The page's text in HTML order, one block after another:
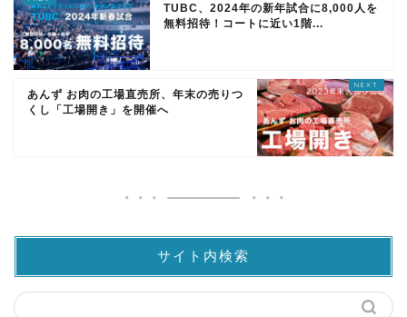
TUBC、2024年の新年試合に8,000人を
無料招待！コートに近い1階...
あんず お肉の工場直売所、年末の売りつ
くし「工場開き」を開催へ
サイト内検索